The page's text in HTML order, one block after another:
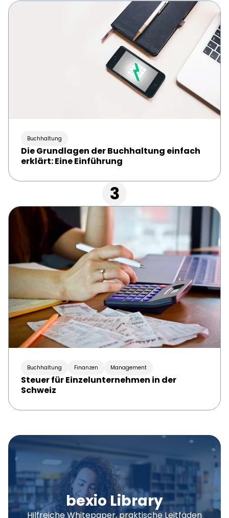
Buchhaltung
Die Grundlagen der Buchhaltung einfach
erklärt: Eine Einführung
3
Buchhaltung Finanzen Management
Steuer für Einzelunternehmen in der
Schweiz
bexio Library
Hilfreiche Whitepaper, praktische Leitfäden